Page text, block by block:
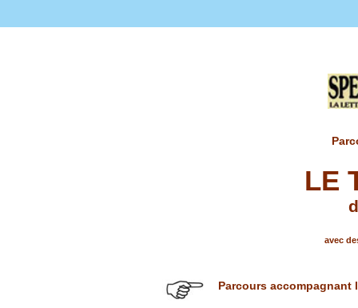
LE
avec
Parcours